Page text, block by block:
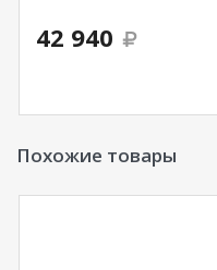
42 940
Похожие товары